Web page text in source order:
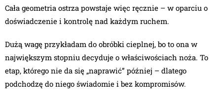
Cała geometria ostrza powstaje więc ręcznie – w oparciu o
doświadczenie i kontrolę nad każdym ruchem.
Dużą wagę przykładam do obróbki cieplnej, bo to ona w
największym stopniu decyduje o właściwościach noża. To
etap, którego nie da się „naprawić” później – dlatego
podchodzę do niego świadomie i bez kompromisów.